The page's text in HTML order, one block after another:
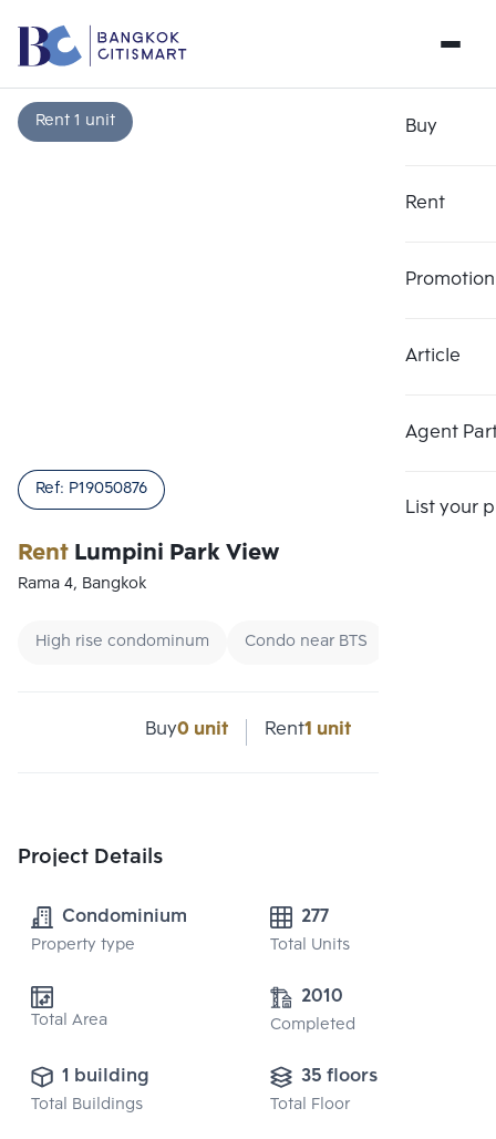
Buy
Rent
Promotion
Article
Agent
List your
Rent 1 unit
RentLumpini Park View
Ref: P19050876
Rama 4, Bangkok
High rise condominum Condo near BTS
Buy0 unit Rent1 unit
Project Details
Condominium
Property type
277
Total Units
Total Area
2010
Completed
1 building
Total Buildings
35 floors
Total Floor